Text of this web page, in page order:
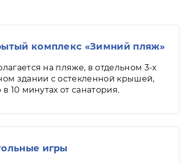
комплекс «Зимний пляж»
на пляже, в отдельном 3-х
здании с остекленной крышей,
в 10 минутах от санатория.
игры